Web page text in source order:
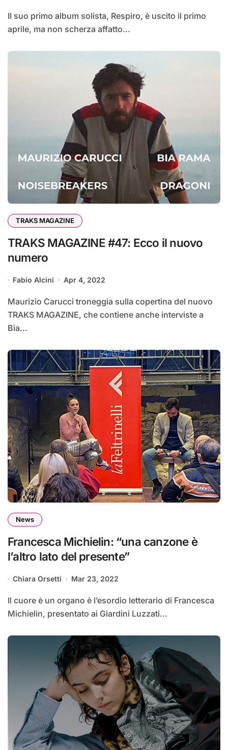
Il suo primo album solista, Respiro, è uscito il primo
aprile, ma non scherza affatto...
TRAKS MAGAZINE
TRAKS MAGAZINE #47: Ecco il nuovo
numero
Fabio Alcini Apr 4, 2022
Maurizio Carucci troneggia sulla copertina del nuovo
TRAKS MAGAZINE, che contiene anche interviste a
Bia...
News
Francesca Michielin: “una canzone è
l’altro lato del presente”
Chiara Orsetti Mar 23, 2022
Il cuore è un organo è l’esordio letterario di Francesca
Michielin, presentato ai Giardini Luzzati...